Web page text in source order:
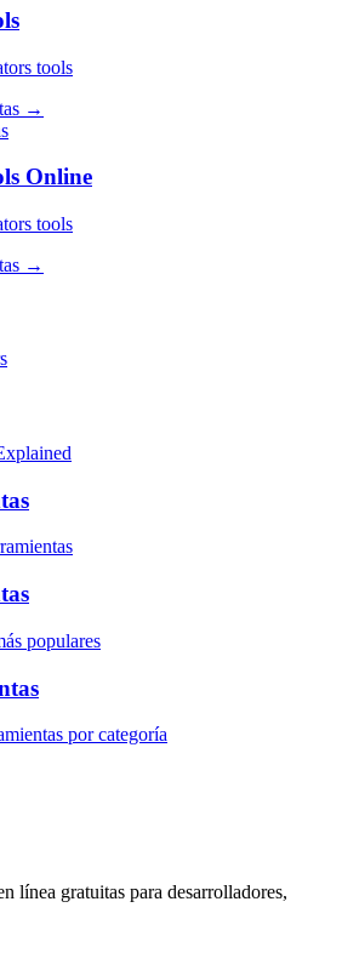
tools
→
Online
tools
→
populares
por categoría
línea gratuitas para desarrolladores,